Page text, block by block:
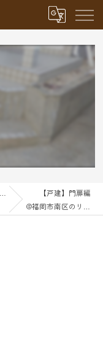
【戸建】門扉編
@福岡市南区のリフォーム